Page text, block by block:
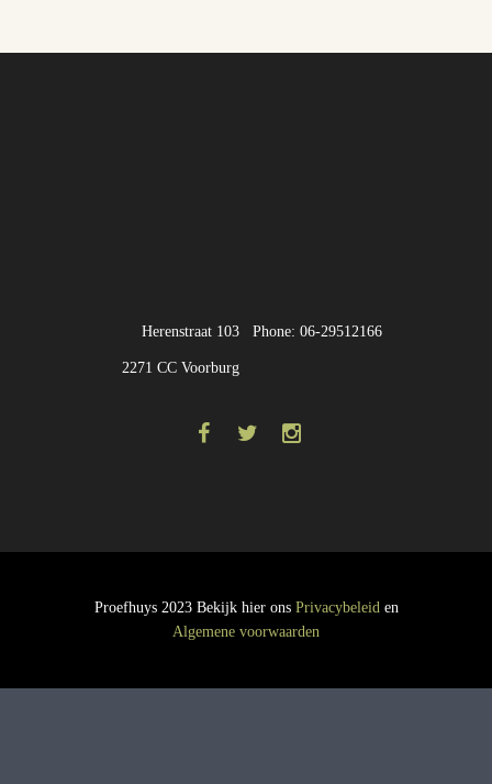
Phone: 06-29512166
Herenstraat 103
2271 CC Voorburg
Proefhuys 2023 Bekijk hier ons Privacybeleiden
Algemene voorwaarden